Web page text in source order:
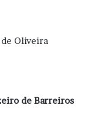
Oliveira
de Barreiros